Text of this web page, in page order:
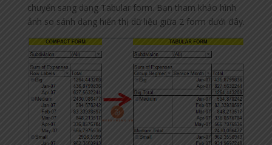
chuyển sang dạng Tabular form. Bạn tham khảo hình
ảnh so sánh dạng hiển thị dữ liệu giữa 2 form dưới đây.